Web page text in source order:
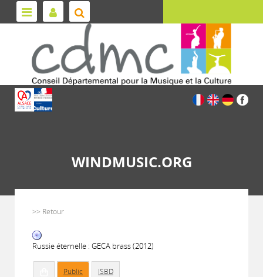
WINDMUSIC.ORG
>> Retour
Russie éternelle : GECA brass (2012)
Public ISBD